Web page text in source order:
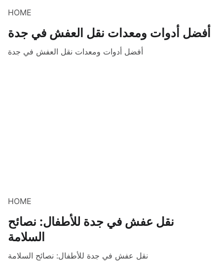
HOME
أفضل أدوات ومعدات نقل العفش في جدة
أفضل أدوات ومعدات نقل العفش في جدة
HOME
نقل عفش في جدة للأطفال: نصائح
السلامة
نقل عفش في جدة للأطفال: نصائح السلامة